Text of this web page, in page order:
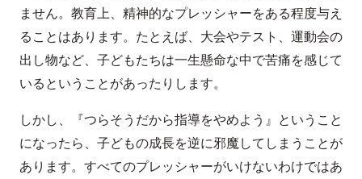
ません。教育上、精神的なプレッシャーをある程度与え
ることはあります。たとえば、大会やテスト、運動会の
出し物など、子どもたちは一生懸命な中で苦痛を感じて
いるということがあったりします。
しかし、『つらそうだから指導をやめよう』ということ
になったら、子どもの成長を逆に邪魔してしまうことが
あります。すべてのプレッシャーがいけないわけではあ